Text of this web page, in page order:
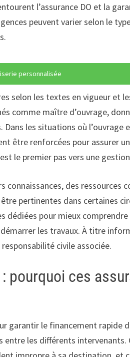
l’assurance DO et la
peuvent varier selon le
personnalisée
selon les textes en vigueur et
comme maître d’ouvrage,
les situations où
être renforcées pour assurer
le premier pas vers une
des
pertinentes dans certaines
dédiées pour mieux
les travaux. À titre
civile associée.
pourquoi ces
garantir le financement
les différents